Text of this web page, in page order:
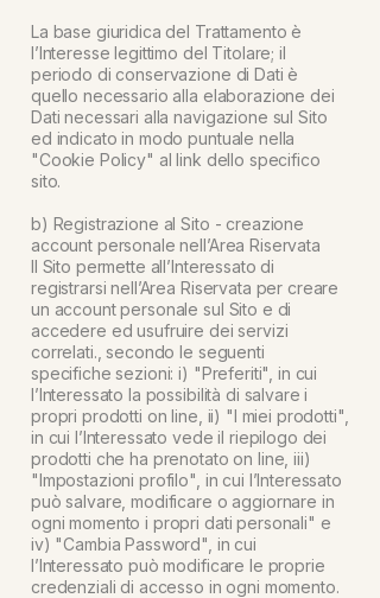
La base giuridica del Trattamento è
l’Interesse legittimo del Titolare; il
periodo di conservazione di Dati è
quello necessario alla elaborazione dei
Dati necessari alla navigazione sul Sito
ed indicato in modo puntuale nella
"Cookie Policy" al link dello specifico
sito.
b) Registrazione al Sito - creazione
account personale nell’Area Riservata
Il Sito permette all’Interessato di
registrarsi nell’Area Riservata per creare
un account personale sul Sito e di
accedere ed usufruire dei servizi
correlati., secondo le seguenti
specifiche sezioni: i) "Preferiti", in cui
l’Interessato la possibilità di salvare i
propri prodotti on line, ii) "I miei prodotti",
in cui l’Interessato vede il riepilogo dei
prodotti che ha prenotato on line, iii)
"Impostazioni profilo", in cui l’Interessato
può salvare, modificare o aggiornare in
ogni momento i propri dati personali" e
iv) "Cambia Password", in cui
l’Interessato può modificare le proprie
credenziali di accesso in ogni momento.